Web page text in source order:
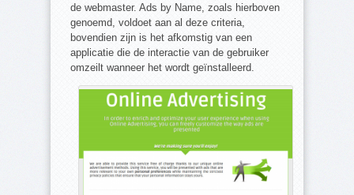
de webmaster. Ads by Name, zoals hierboven
genoemd, voldoet aan al deze criteria,
bovendien zijn is het afkomstig van een
applicatie die de interactie van de gebruiker
omzeilt wanneer het wordt geïnstalleerd.